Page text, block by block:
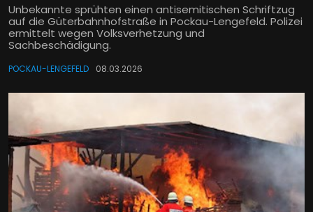
Unbekannte sprühten einen antisemitischen Schriftzug
auf die Güterbahnhofstraße in Pockau-Lengefeld. Polizei
ermittelt wegen Volksverhetzung und
Sachbeschädigung.
POCKAU-LENGEFELD 08.03.2026